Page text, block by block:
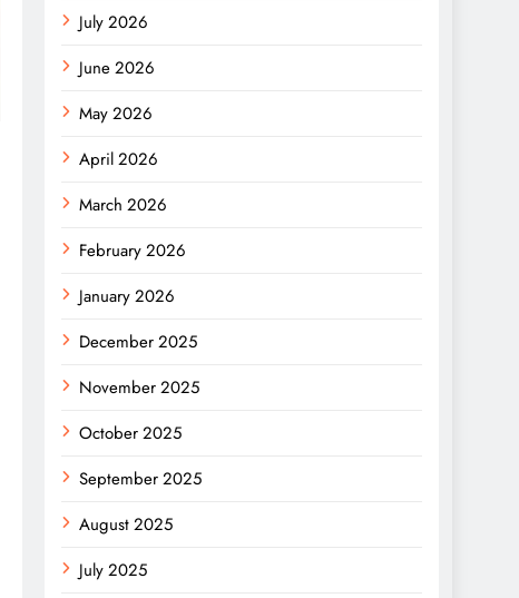
July 2026
June 2026
May 2026
April 2026
March 2026
February 2026
January 2026
December 2025
November 2025
October 2025
September 2025
August 2025
July 2025